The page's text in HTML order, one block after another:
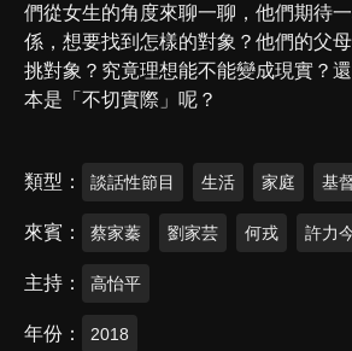
們從女生的角度來聊一聊，他們期待
係，想要找到怎樣的對象？他們的父
挑對象？究竟理想能不能變成現實？
本是「不切實際」呢？
類型 談話性節目 生活 家庭 基
來賓 蔡家蓁 劉家芸 何戎 許力
主持 高怡平
年份 2018